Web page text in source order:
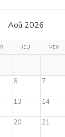
Aoû 2026
JEU VEN
6 7
13 14
20 21